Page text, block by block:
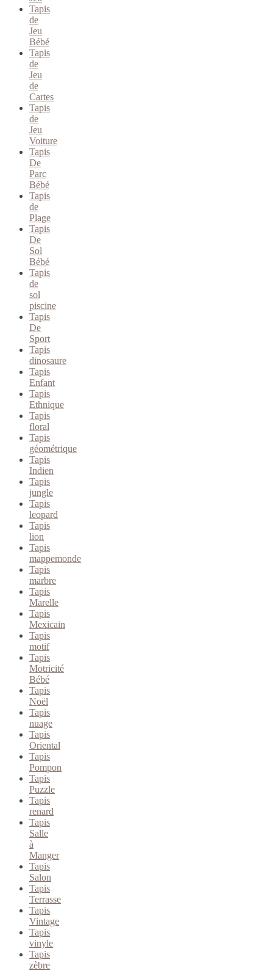
Tapis
de
Jeu
Bébé
Tapis
de
Jeu
de
Cartes
Tapis
de
Jeu
Voiture
Tapis
De
Parc
Bébé
Tapis
de
Plage
Tapis
De
Sol
Bébé
Tapis
de
sol
piscine
Tapis
De
Sport
Tapis
dinosaure
Tapis
Enfant
Tapis
Ethnique
Tapis
floral
Tapis
géométrique
Tapis
Indien
Tapis
jungle
Tapis
leopard
Tapis
lion
Tapis
mappemonde
Tapis
marbre
Tapis
Marelle
Tapis
Mexicain
Tapis
motif
Tapis
Motricité
Bébé
Tapis
Noël
Tapis
nuage
Tapis
Oriental
Tapis
Pompon
Tapis
Puzzle
Tapis
renard
Tapis
Salle
à
Manger
Tapis
Salon
Tapis
Terrasse
Tapis
Vintage
Tapis
vinyle
Tapis
zèbre